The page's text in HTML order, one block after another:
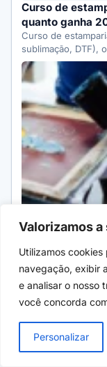
Valorizamos
Utilizamos
navegação, exibir
e analisar o nosso
você concorda
Personalizar
Curso de
quanto ganha
Curso de
sublimação, DTF),
quanto…
Por Ivan Alves·8h
CONCURSOS
CaraguaPrev
R$ 5,4 mil
CaraguaPrev, de
para 7 cargos com
salário